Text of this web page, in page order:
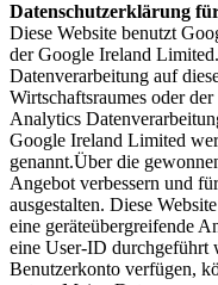
Datenschutzerklärung
Diese Website benutzt
der Google Ireland
Datenverarbeitung auf
Wirtschaftsraumes oder
Analytics
Google Ireland Limited
genannt.Über die
Angebot verbessern und
ausgestalten. Diese
eine geräteübergreifende
eine User-ID durchgeführt
Benutzerkonto verfügen,